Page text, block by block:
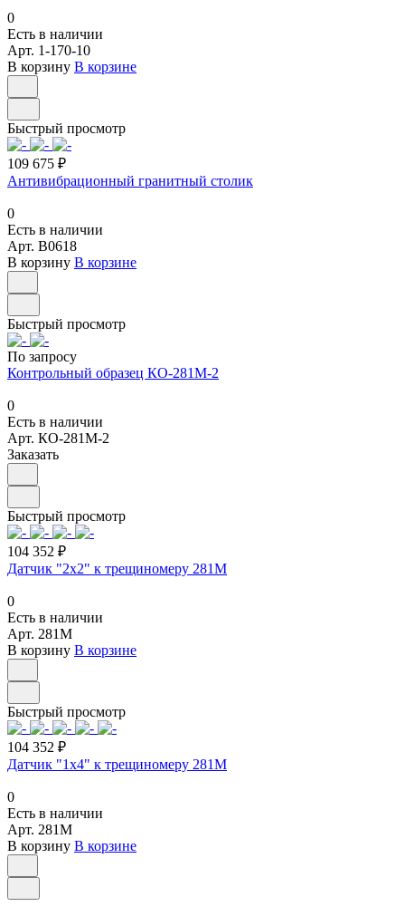
0
Есть в наличии
Арт. 1-170-10
В корзину В корзине
Быстрый просмотр
109 675 ₽
Антивибрационный гранитный столик
0
Есть в наличии
Арт. B0618
В корзину В корзине
Быстрый просмотр
По запросу
Контрольный образец КО-281М-2
0
Есть в наличии
Арт. КО-281М-2
Заказать
Быстрый просмотр
104 352 ₽
Датчик "2х2" к трещиномеру 281М
0
Есть в наличии
Арт. 281М
В корзину В корзине
Быстрый просмотр
104 352 ₽
Датчик "1х4" к трещиномеру 281М
0
Есть в наличии
Арт. 281М
В корзину В корзине